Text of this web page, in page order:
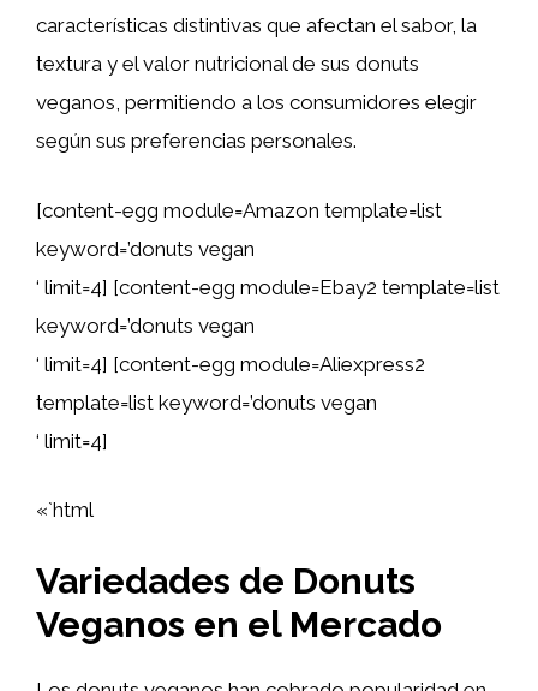
características distintivas que afectan el sabor, la
textura y el valor nutricional de sus donuts
veganos, permitiendo a los consumidores elegir
según sus preferencias personales.
[content-egg module=Amazon template=list
keyword=’donuts vegan
‘ limit=4] [content-egg module=Ebay2 template=list
keyword=’donuts vegan
‘ limit=4] [content-egg module=Aliexpress2
template=list keyword=’donuts vegan
‘ limit=4]
«`html
Variedades de Donuts
Veganos en el Mercado